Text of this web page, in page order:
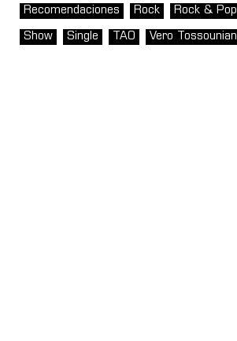
Recomendaciones Rock Rock & Pop
Show Single TAO Vero Tossounian